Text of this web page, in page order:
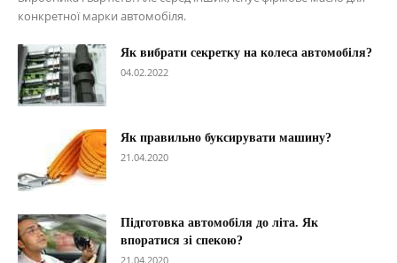
конкретної марки автомобіля.
Як вибрати секретку на колеса автомобіля?
04.02.2022
Як правильно буксирувати машину?
21.04.2020
Підготовка автомобіля до літа. Як
впоратися зі спекою?
21.04.2020